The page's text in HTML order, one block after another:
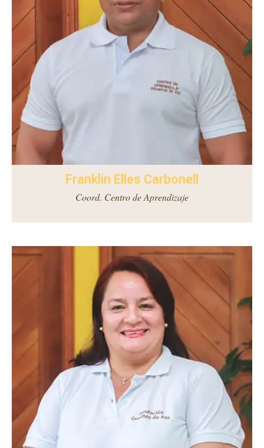
Franklin Elles Carbonell
Coord. Centro de Aprendizaje